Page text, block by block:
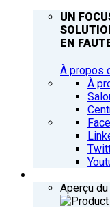
UN
EN
À propos
À
Aperçu